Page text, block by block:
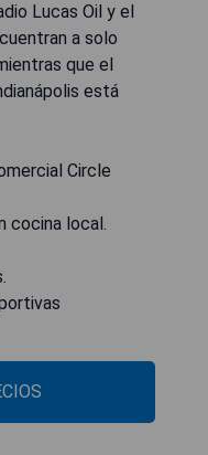
Lucas Oil y el
a solo
que el
está
Circle
cocina local.